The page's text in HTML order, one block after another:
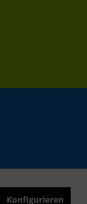
Konfigurieren